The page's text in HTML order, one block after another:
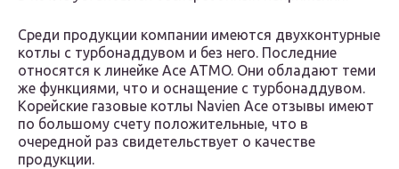
Среди продукции компании имеются двухконтурные
котлы с турбонаддувом и без него. Последние
относятся к линейке Ace ATMO. Они обладают теми
же функциями, что и оснащение с турбонаддувом.
Корейские газовые котлы Navien Ace отзывы имеют
по большому счету положительные, что в
очередной раз свидетельствует о качестве
продукции.